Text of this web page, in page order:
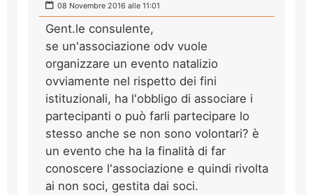
08 Novembre 2016 alle 11:01
Gent.le consulente,
se un'associazione odv vuole
organizzare un evento natalizio
ovviamente nel rispetto dei fini
istituzionali, ha l'obbligo di associare i
partecipanti o può farli partecipare lo
stesso anche se non sono volontari? è
un evento che ha la finalità di far
conoscere l'associazione e quindi rivolta
ai non soci, gestita dai soci.